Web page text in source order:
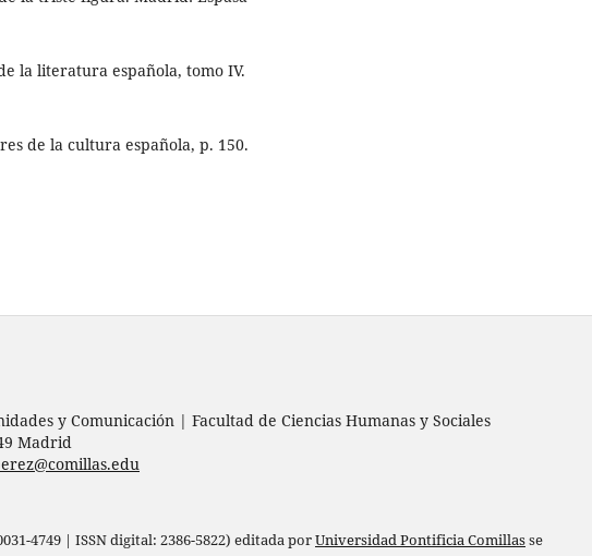
la literatura española, tomo IV.
de la cultura española, p. 150.
y Comunicación | Facultad de Ciencias Humanas y Sociales
Madrid
4749 | ISSN digital: 2386-5822) editada porUniversidad Pontificia Comillasse